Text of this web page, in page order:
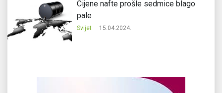
Cijene nafte prošle sedmice blago
pale
Svijet 15.04.2024.